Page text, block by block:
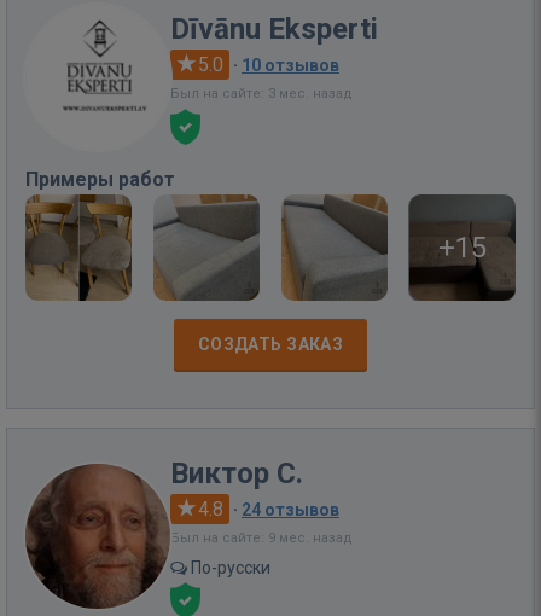
Dīvānu Eksperti
5.0 · 10 отзывов
Был на сайте: 3 мес. назад
Примеры работ
+15
СОЗДАТЬ ЗАКАЗ
Виктор С.
4.8 · 24 отзывов
Был на сайте: 9 мес. назад
По-русски